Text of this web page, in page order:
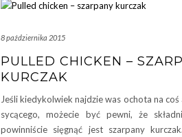
8 października 2015
PULLED CHICKEN –
KURCZAK
Jeśli kiedykolwiek najdzie was ochota na
sycącego, możecie być pewni, że
powinniście sięgnąć jest szarpany